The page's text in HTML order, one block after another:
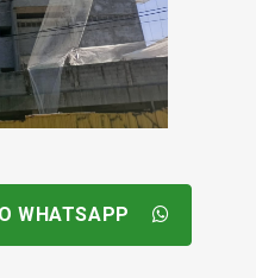
WHATSAPP